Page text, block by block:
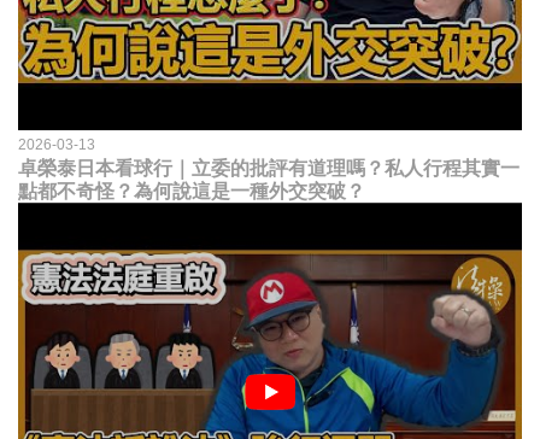
2026-03-13
卓榮泰日本看球行｜立委的批評有道理嗎？私人行程其實一
點都不奇怪？為何說這是一種外交突破？